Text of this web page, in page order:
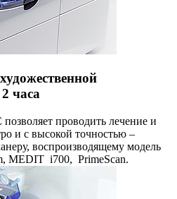
часа
проводить лечение и
и с высокой точностью –
воспроизводящему модель
MEDIT i700, PrimeScan.